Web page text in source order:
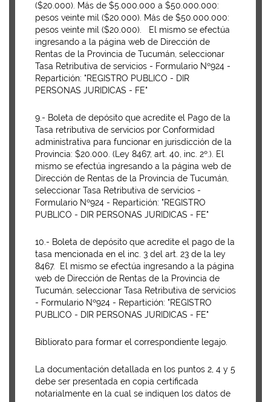
($20.000). Más de $5.000.000 a $50.000.000:
pesos veinte mil ($20.000). Más de $50.000.000:
pesos veinte mil ($20.000). El mismo se efectúa
ingresando a la página web de Dirección de
Rentas de la Provincia de Tucumán, seleccionar
Tasa Retributiva de servicios - Formulario Nº924 -
Repartición: "REGISTRO PUBLICO - DIR
PERSONAS JURIDICAS - FE"
9.- Boleta de depósito que acredite el Pago de la
Tasa retributiva de servicios por Conformidad
administrativa para funcionar en jurisdicción de la
Provincia: $20.000. (Ley 8467, art. 40, inc. 2º.). El
mismo se efectúa ingresando a la página web de
Dirección de Rentas de la Provincia de Tucumán,
seleccionar Tasa Retributiva de servicios -
Formulario Nº924 - Repartición: "REGISTRO
PUBLICO - DIR PERSONAS JURIDICAS - FE"
10.- Boleta de depósito que acredite el pago de la
tasa mencionada en el inc. 3 del art. 23 de la ley
8467. El mismo se efectúa ingresando a la página
web de Dirección de Rentas de la Provincia de
Tucumán, seleccionar Tasa Retributiva de servicios
- Formulario Nº924 - Repartición: "REGISTRO
PUBLICO - DIR PERSONAS JURIDICAS - FE"
Bibliorato para formar el correspondiente legajo.
La documentación detallada en los puntos 2, 4 y 5
debe ser presentada en copia certificada
notarialmente en la cual se indiquen los datos de